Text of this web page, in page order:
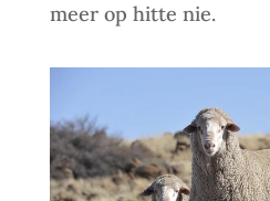
meer op hitte nie.